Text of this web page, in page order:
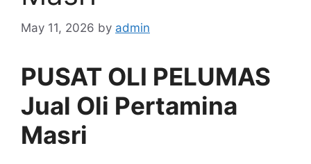
May 11, 2026 by admin
PUSAT OLI PELUMAS
Jual Oli Pertamina
Masri